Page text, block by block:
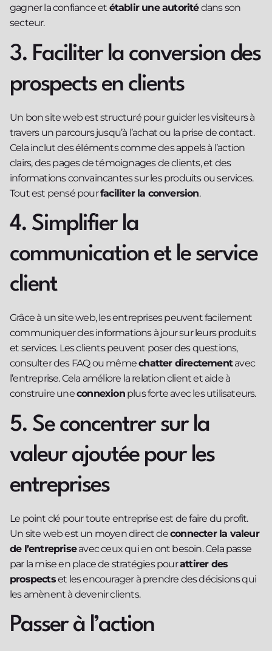
gagner la confiance et établir une autoritédans son
secteur.
3. Faciliter la conversion des
prospects en clients
Un bon site web est structuré pour guider les visiteurs à
travers un parcours jusqu’à l’achat ou la prise de contact.
Cela inclut des éléments comme des appels à l’action
clairs, des pages de témoignages de clients, et des
informations convaincantes sur les produits ou services.
Tout est pensé pourfaciliter la conversion.
4. Simplifier la
communication et le service
client
Grâce à un site web, les entreprises peuvent facilement
communiquer des informations à jour sur leurs produits
et services. Les clients peuvent poser des questions,
consulter des FAQ ou mêmechatter directementavec
l’entreprise. Cela améliore la relation client et aide à
construire uneconnexionplus forte avec les utilisateurs.
5. Se concentrer sur la
valeur ajoutée pour les
entreprises
Le point clé pour toute entreprise est de faire du profit.
Un site web est un moyen direct deconnecter la valeur
de l’entrepriseavec ceux qui en ont besoin. Cela passe
par la mise en place de stratégies pourattirer des
prospectset les encourager à prendre des décisions qui
les amènent à devenir clients.
Passer à l’action